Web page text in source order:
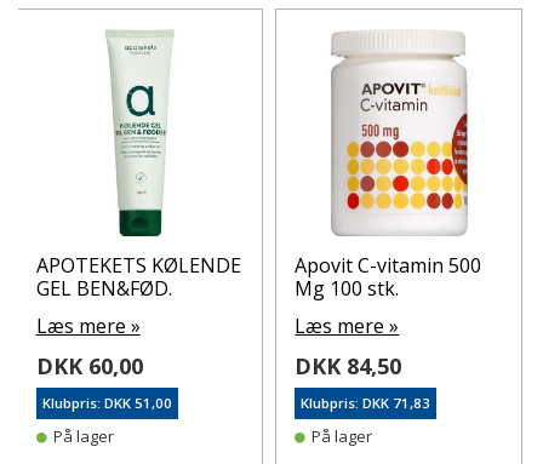
APOTEKETS KØLENDE
GEL BEN&FØD.
Læs mere »
DKK 60,00
Klubpris: DKK 51,00
På lager
Apovit C-vitamin 500
Mg 100 stk.
Læs mere »
DKK 84,50
Klubpris: DKK 71,83
På lager